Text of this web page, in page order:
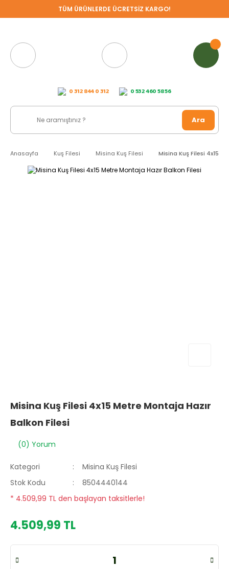
TÜM ÜRÜNLERDE ÜCRETSİZ KARGO!
0 312 844 0 312 0 532 460 58 56
Ara
Anasayfa Kuş Filesi Misina Kuş Filesi Misina Kuş Filesi 4x15
Misina Kuş Filesi 4x15 Metre Montaja Hazır
Balkon Filesi
(0) Yorum
Kategori
Misina Kuş Filesi
Stok Kodu
8504440144
* 4.509,99 TL den başlayan taksitlerle!
4.509,99 TL